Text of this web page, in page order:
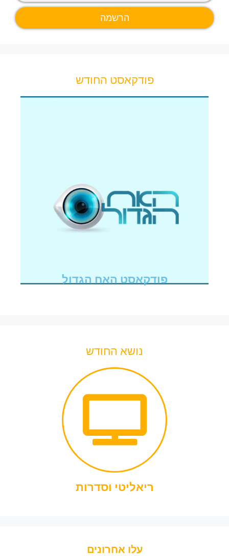
פודקאסט החודש
פודקאסט האח הגדול
נושא החודש
ריאליטי וסדרות
עלו אחרונים